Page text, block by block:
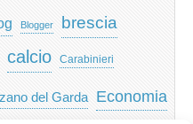
Blogger brescia
calcio Carabinieri
del Garda Economia